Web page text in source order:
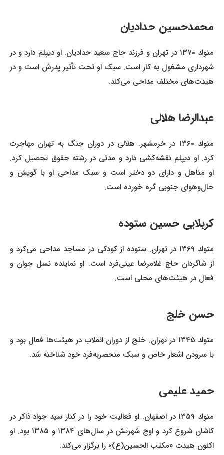
محمدحسین حدادیان
متولد ۱۳۷۰ در تهران و فرزند حاج سعید حدادیان. او دیپلم دارد و در
شهرداری مشغول به کار است. سبک او تحت تأثیر پدرش است و در
هیئت‌های مختلف مداحی می‌کند.
عبدالرضا هلالی
متولد ۱۳۶۰ در خرمشهر. هلالی در دوران جنگ به تهران مهاجرت
کرد. او دیپلم نقشه‌کشی دارد و مدتی در رشته حقوق تحصیل کرد.
او متأهل و دارای دو دختر است و سبک مداحی او با گویش و
حال‌وهوای جنوبی گره خورده است.
کربلایی حسین ستوده
متولد ۱۳۶۹ در تهران. ستوده از کودکی در مساجد مداحی می‌کرد و
از شاگردان حاج غلامرضا عینی‌فرد است. او نماینده نسل جوان و
فعال در هیئت‌های محلی است.
حسن خلج
متولد ۱۳۴۵ در تهران. خلج از دوران انقلاب در هیئت‌ها فعال بود و
با سرودن اشعار خاص و سبک منحصربه‌فرد خود شناخته شد.
حمید علیمی
متولد ۱۳۵۹ در اصفهان. او فعالیت خود را در کنار سید جواد ذاکر در
کاشان شروع کرد و اوج شهرتش در سال‌های ۱۳۸۴ و ۱۳۸۵ بود. او
اکنون هیئت «مکتب الحسین(ع)» را برگزار می‌کند.